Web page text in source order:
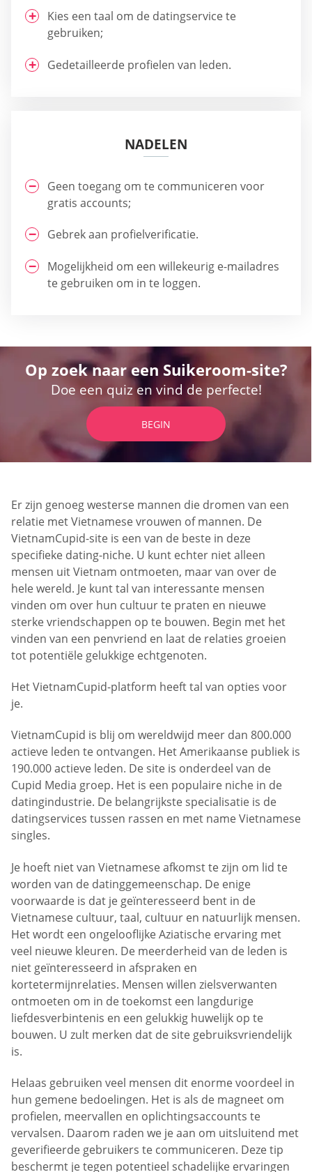
Kies een taal om de datingservice te
gebruiken;
Gedetailleerde profielen van leden.
NADELEN
Geen toegang om te communiceren voor
gratis accounts;
Gebrek aan profielverificatie.
Mogelijkheid om een willekeurig e-mailadres
te gebruiken om in te loggen.
Op zoek naar een Suikeroom-site?
Doe een quiz en vind de perfecte!
BEGIN
Er zijn genoeg westerse mannen die dromen van een
relatie met Vietnamese vrouwen of mannen. De
VietnamCupid-site is een van de beste in deze
specifieke dating-niche. U kunt echter niet alleen
mensen uit Vietnam ontmoeten, maar van over de
hele wereld. Je kunt tal van interessante mensen
vinden om over hun cultuur te praten en nieuwe
sterke vriendschappen op te bouwen. Begin met het
vinden van een penvriend en laat de relaties groeien
tot potentiële gelukkige echtgenoten.
Het VietnamCupid-platform heeft tal van opties voor
je.
VietnamCupid is blij om wereldwijd meer dan 800.000
actieve leden te ontvangen. Het Amerikaanse publiek is
190.000 actieve leden. De site is onderdeel van de
Cupid Media groep. Het is een populaire niche in de
datingindustrie. De belangrijkste specialisatie is de
datingservices tussen rassen en met name Vietnamese
singles.
Je hoeft niet van Vietnamese afkomst te zijn om lid te
worden van de datinggemeenschap. De enige
voorwaarde is dat je geïnteresseerd bent in de
Vietnamese cultuur, taal, cultuur en natuurlijk mensen.
Het wordt een ongelooflijke Aziatische ervaring met
veel nieuwe kleuren. De meerderheid van de leden is
niet geïnteresseerd in afspraken en
kortetermijnrelaties. Mensen willen zielsverwanten
ontmoeten om in de toekomst een langdurige
liefdesverbintenis en een gelukkig huwelijk op te
bouwen. U zult merken dat de site gebruiksvriendelijk
is.
Helaas gebruiken veel mensen dit enorme voordeel in
hun gemene bedoelingen. Het is als de magneet om
profielen, meervallen en oplichtingsaccounts te
vervalsen. Daarom raden we je aan om uitsluitend met
geverifieerde gebruikers te communiceren. Deze tip
beschermt je tegen potentieel schadelijke ervaringen